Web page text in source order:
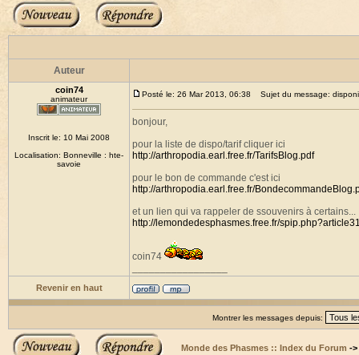
Auteur
coin74
animateur
Inscrit le: 10 Mai 2008
Localisation: Bonneville : hte-
savoie
Posté le: 26 Mar 2013, 06:38 Sujet du message:
bonjour,
pour la liste de dispo/tarif cliquer ici
http://arthropodia.earl.free.fr/TarifsBlog.pdf
pour le bon de commande c'est ici
http://arthropodia.earl.free.fr/
et un lien qui va rappeler de ssouvenirs à certains...
http://lemondedesphasmes.free.fr/
coin74
Revenir en haut
Montrer les messages depuis:
Monde des Phasmes :: Index du Forum ->